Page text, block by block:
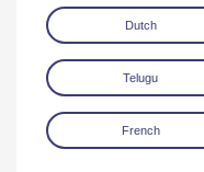
Dutch
Telugu
French